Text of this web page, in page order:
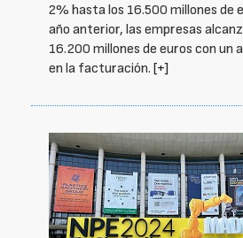
2% hasta los 16.500 millones de
año anterior, las empresas
16.200 millones de euros con un
en la facturación. [+]